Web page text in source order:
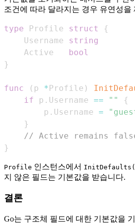
조건에 따라 달라지는 경우 유연성을
type Profile struct
{
    Username
string
    Active
bool
}
func ( p * Profile )
if p . Username == ""
{
        p
. Username =
}
// Active remains
}
Profile 인스턴스에서
지 않은 필드는 기본값을 받습니다.
결론
Go는 구조체 필드에 대한 기본값을